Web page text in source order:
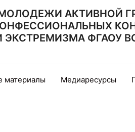
АКТИВНОЙ
ФГАОУ
материалы Медиаресурсы